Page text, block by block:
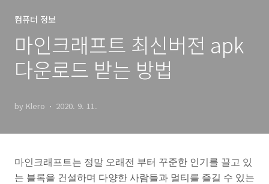
컴퓨터 정보
마인크래프트 최신버전 apk
다운로드 받는 방법
by Klero 2020. 9. 11.
마인크래프트는 정말 오래전 부터 꾸준한 인기를 끌고 있
는 블록을 건설하며 다양한 사람들과 멀티를 즐길 수 있는